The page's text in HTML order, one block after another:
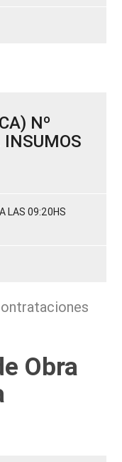
Nº
LAS 09:20HS
Obra